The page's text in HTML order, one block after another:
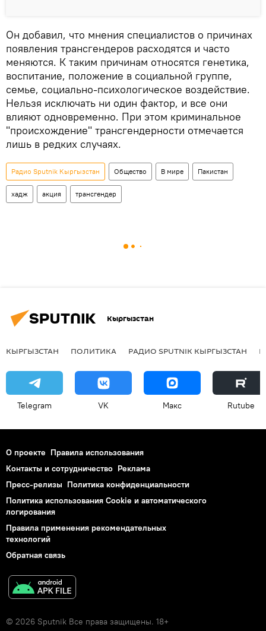
Он добавил, что мнения специалистов о причинах
появления трансгендеров расходятся и часто
меняются. К таким причинам относятся генетика,
воспитание, положение в социальной группе,
семье, социально-психологическое воздействие.
Нельзя исключать ни один фактор, и все они
влияют одновременно. При этом криминальное
"происхождение" трансгендерности отмечается
лишь в редких случаях.
Радио Sputnik Кыргызстан Общество В мире Пакистан
хадж акция трансгендер
Кыргызстан
КЫРГЫЗСТАН ПОЛИТИКА РАДИО SPUTNIK КЫРГЫЗСТАН
Telegram VK Макс Rutube
О проекте Правила использования
Контакты и сотрудничество Реклама
Пресс-релизы Политика конфиденциальности
Политика использования Cookie и автоматического
логирования
Правила применения рекомендательных
технологий
Обратная связь
© 2026 Sputnik Все права защищены. 18+